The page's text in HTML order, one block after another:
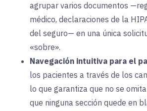
agrupar varios documentos
médico, declaraciones de la
del seguro— en una única
«sobre».
Navegación intuitiva para el
los pacientes a través de los
lo que garantiza que no se
que ninguna sección quede en